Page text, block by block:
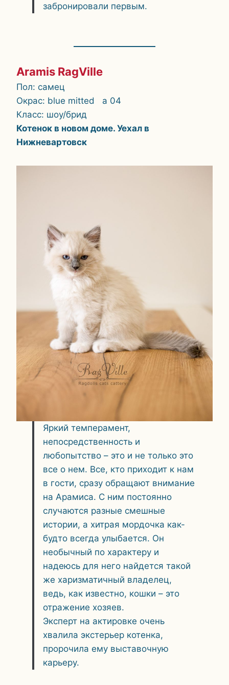
забронировали первым.
Aramis RagVille
Пол: самец
Окрас: blue mitted a 04
Класс: шоу/брид
Котенок в новом доме. Уехал в
Нижневартовск
Яркий темперамент,
непосредственность и
любопытство – это и не только это
все о нем. Все, кто приходит к нам
в гости, сразу обращают внимание
на Арамиса. С ним постоянно
случаются разные смешные
истории, а хитрая мордочка как-
будто всегда улыбается. Он
необычный по характеру и
надеюсь для него найдется такой
же харизматичный владелец,
ведь, как известно, кошки – это
отражение хозяев.
Эксперт на актировке очень
хвалила экстерьер котенка,
пророчила ему выставочную
карьеру.